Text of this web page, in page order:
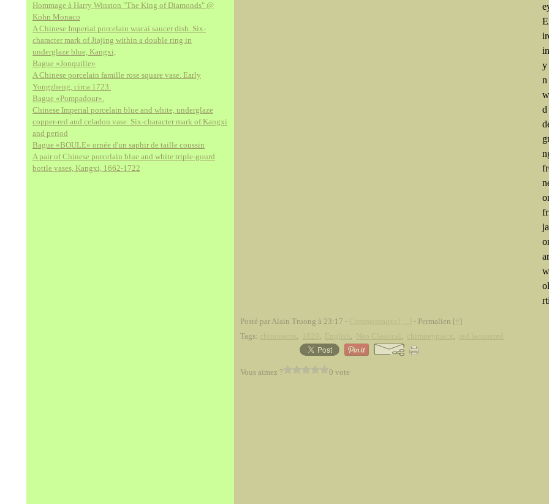
Hommage à Harry Winston "The King of Diamonds" @
Kohn Monaco
A Chinese Imperial porcelain wucai saucer dish. Six-
character mark of Jiajing within a double ring in
underglaze blue, Kangxi,
Bague «Jonquille»
A Chinese porcelain famille rose square vase. Early
Yongzheng, circa 1723.
Bague «Pompadour».
Chinese Imperial porcelain blue and white, underglaze
copper-red and celadon vase. Six-character mark of Kangxi
and period
Bague «BOULE» ornée d'un saphir de taille coussin
A pair of Chinese porcelain blue and white triple-gourd
bottle vases, Kangxi, 1662-1722
y
n
d
Posté par Alain Truong à 23:17 - - Permalien [ ]
Tags:
, , , , ,
Vous aimez ? 0 vote